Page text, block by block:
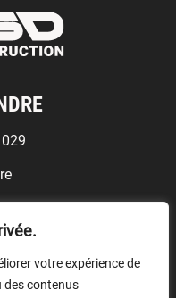
votre expérience de
des contenus